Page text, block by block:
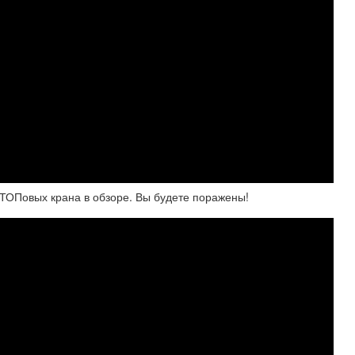
крана в обзоре. Вы будете поражены!